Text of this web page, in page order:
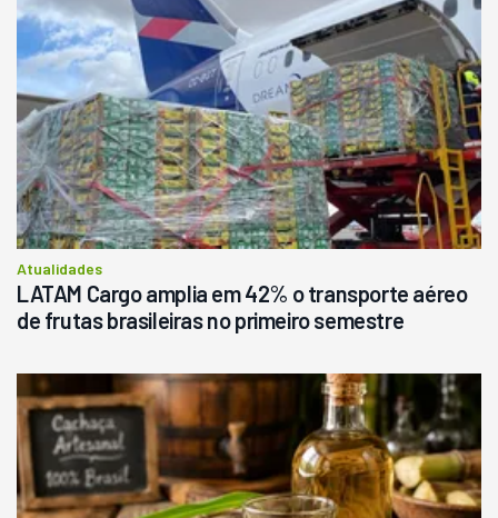
Atualidades
LATAM Cargo amplia em 42% o transporte aéreo
de frutas brasileiras no primeiro semestre